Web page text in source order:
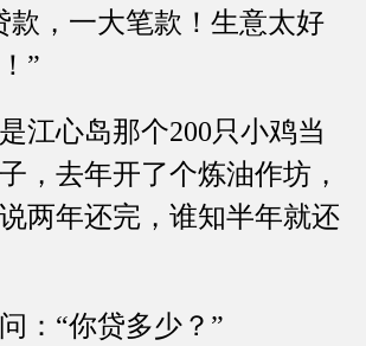
款，一大笔款！生意太好
”
心岛那个200只小鸡当
，去年开了个炼油作坊，
两年还完，谁知半年就还
“你贷多少？”